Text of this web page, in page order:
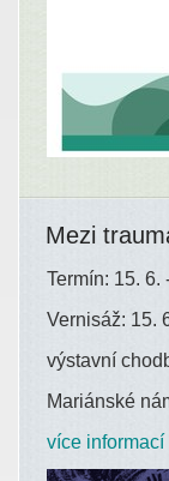
Mezi
Termín: 15. 6.
Vernisáž: 15.
výstavní
Mariánské
více informací